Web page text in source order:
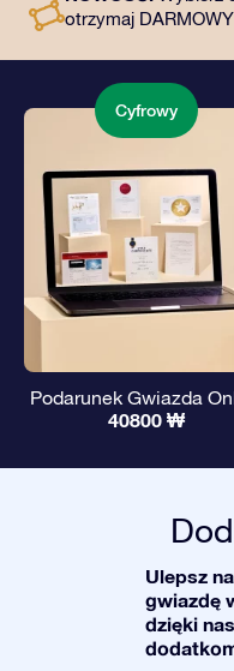
otrzymaj
Cyfrowy
Podarunek Gwiazda
40800 ₩
Ulepsz
gwiazdę
dzięki